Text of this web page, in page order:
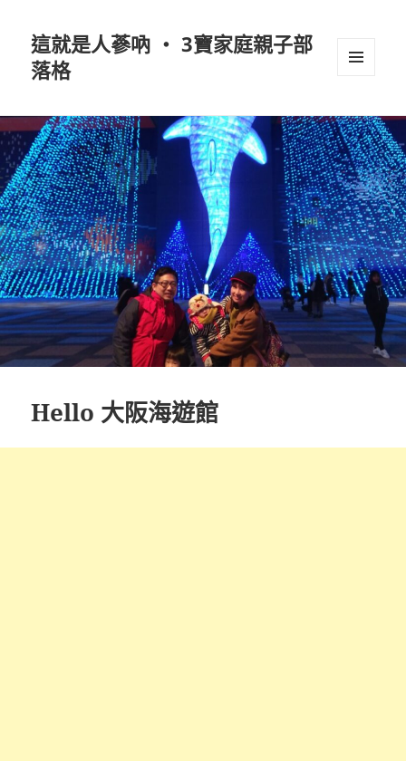
這就是人蔘吶 ‧ 3寶家庭親子部
落格
Hello 大阪海遊館